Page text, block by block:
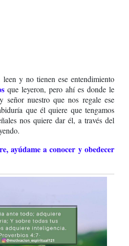
y no tienen ese entendimiento
que leyeron, pero ahí es donde le
señor nuestro que nos regale ese
que él quiere que tengamos
nos quiere dar él, a través del
ayúdame a conocer y obedecer